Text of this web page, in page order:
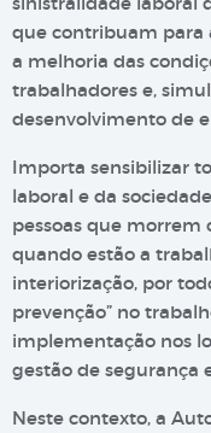
que contribuam para
a melhoria das
trabalhadores e,
desenvolvimento de
Importa sensibilizar
laboral e da
pessoas que
quando estão a
interiorização, por
prevenção” no
implementação nos
gestão de segurança
Neste contexto, a